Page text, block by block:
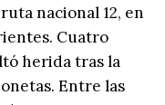
nacional 12, en
Cuatro
herida tras la
Entre las